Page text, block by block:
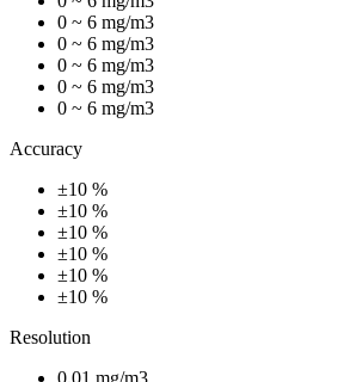
0 ~ 6 mg/m3
0 ~ 6 mg/m3
0 ~ 6 mg/m3
0 ~ 6 mg/m3
0 ~ 6 mg/m3
Accuracy
±10 %
±10 %
±10 %
±10 %
±10 %
±10 %
Resolution